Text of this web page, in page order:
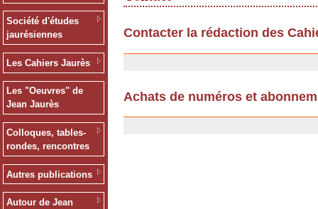
Société d'études
jaurésiennes
Les Cahiers Jaurès
Les "Oeuvres" de
Jean Jaurès
Colloques, tables-
rondes, rencontres
Autres publications
Autour de Jean
Contacter la rédaction des
Achats de numéros et